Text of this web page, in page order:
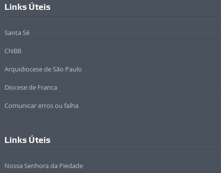
Links Úteis
Santa Sé
CNBB
Arquidiocese de São Paulo
Diocese de Franca
Comunicar erros ou falha
Links Úteis
Nossa Senhora da Piedade